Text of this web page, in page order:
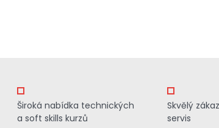
Široká nabídka technických
a soft skills kurzů
Skvělý
servis